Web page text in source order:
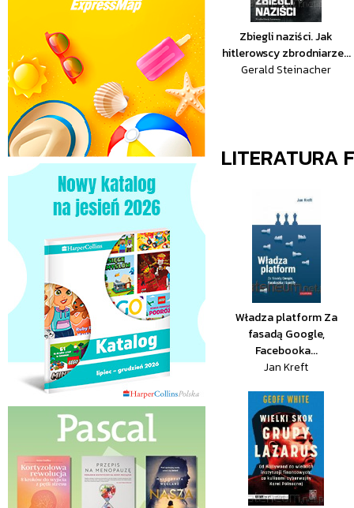
Zbiegli naziści. Jak
hitlerowscy zbrodniarze...
Gerald Steinacher
LITERATURA
Władza platform Za
fasadą Google,
Facebooka...
Jan Kreft